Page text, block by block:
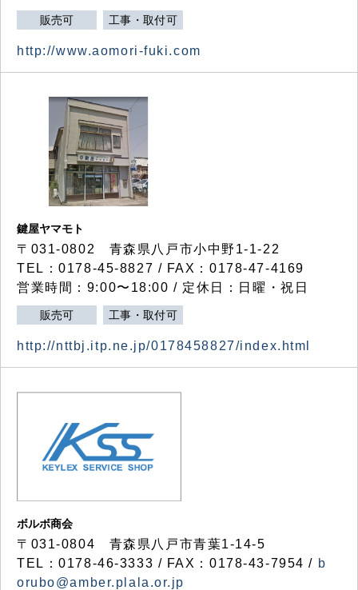
販売可 工事・取付可
http://www.aomori-fuki.com
鍵屋ヤマモト
〒031-0802 青森県八戸市小中野1-1-22
TEL：0178-45-8827 / FAX：0178-47-4169
営業時間：9:00〜18:00 / 定休日：日曜・祝日
販売可 工事・取付可
http://nttbj.itp.ne.jp/0178458827/index.html
ボルボ商会
〒031-0804 青森県八戸市青葉1-14-5
TEL：0178-46-3333 / FAX：0178-43-7954 / b
orubo@amber.plala.or.jp